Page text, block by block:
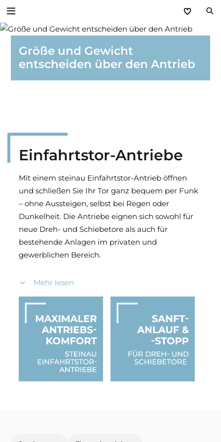
Antriebe
Türantriebe
SmartHome-Systeme - Antriebssteuerung
Zubehör und Handsender
Größe und Gewicht
entscheiden über den Antrieb
Einfahrtstor-Antriebe
Mit einem steinau Einfahrtstor-Antrieb öffnen
und schließen Sie Ihr Tor ganz bequem per Funk
– ohne Aussteigen, selbst bei Regen oder
Dunkelheit. Die Antriebe eignen sich sowohl für
neue Dreh- und Schiebetore als auch für
bestehende Anlagen im privaten und
gewerblichen Bereich.
Die Drehtorantriebe sorgen für maximale
Sicherheit und Langlebigkeit. Funktionen wie
mit Lichtschranke sowie die automatische
Reversierfunktion bei Hindernissen machen die
Bedienung zuverlässig und sicher. Auf Wunsch ist
auch ein Gehflügelbetrieb möglich.
Die Schiebetorantriebe bieten denselben
Mehr lesen